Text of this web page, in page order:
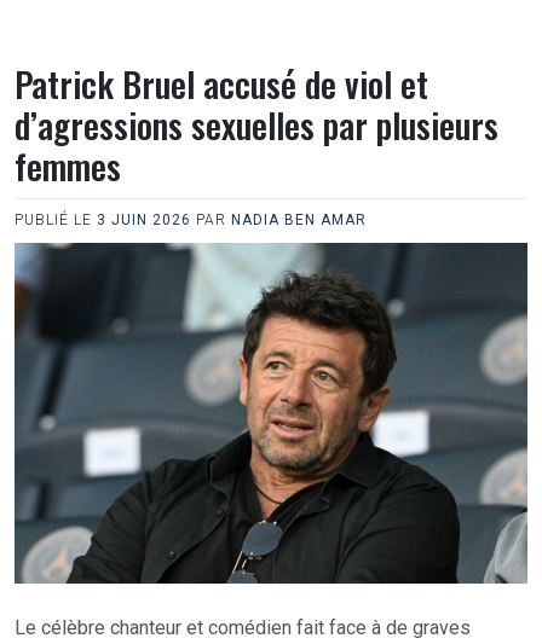
Patrick Bruel accusé de viol et
d’agressions sexuelles par plusieurs
femmes
PUBLIÉ LE 3 JUIN 2026 PAR NADIA BEN AMAR
Le célèbre chanteur et comédien fait face à de graves